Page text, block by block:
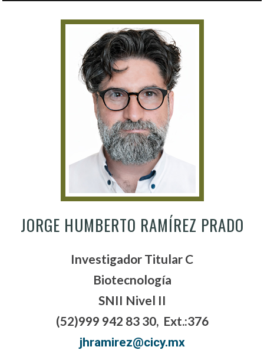
JORGE HUMBERTO RAMÍREZ PRADO
Investigador Titular C
Biotecnología
SNII Nivel II
(52)999 942 83 30, Ext.:376
jhramirez@cicy.mx